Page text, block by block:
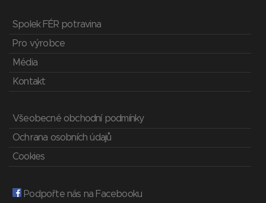
Spolek FÉR potravina
Pro výrobce
Média
Kontakt
Všeobecné obchodní podmínky
Ochrana osobních údajů
Cookies
Podpořte nás na Facebooku